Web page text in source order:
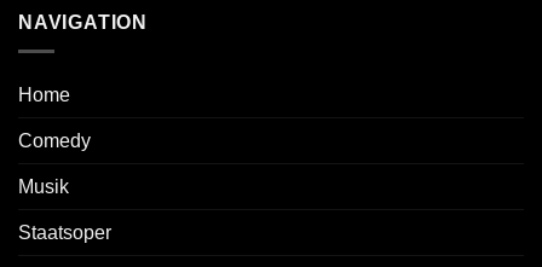
NAVIGATION
Home
Comedy
Musik
Staatsoper